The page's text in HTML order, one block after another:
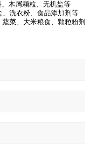
木屑颗粒、无机盐等
洗衣粉、食品添加剂等
菜、大米粮食、颗粒粉